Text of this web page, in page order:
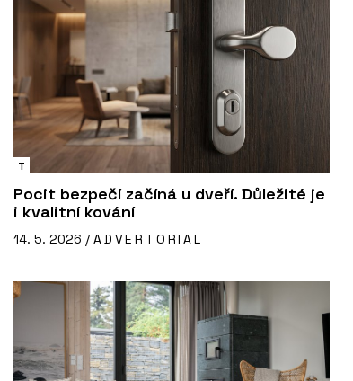
T
Pocit bezpečí začíná u dveří. Důležité je
i kvalitní kování
14. 5. 2026 / ADVERTORIAL